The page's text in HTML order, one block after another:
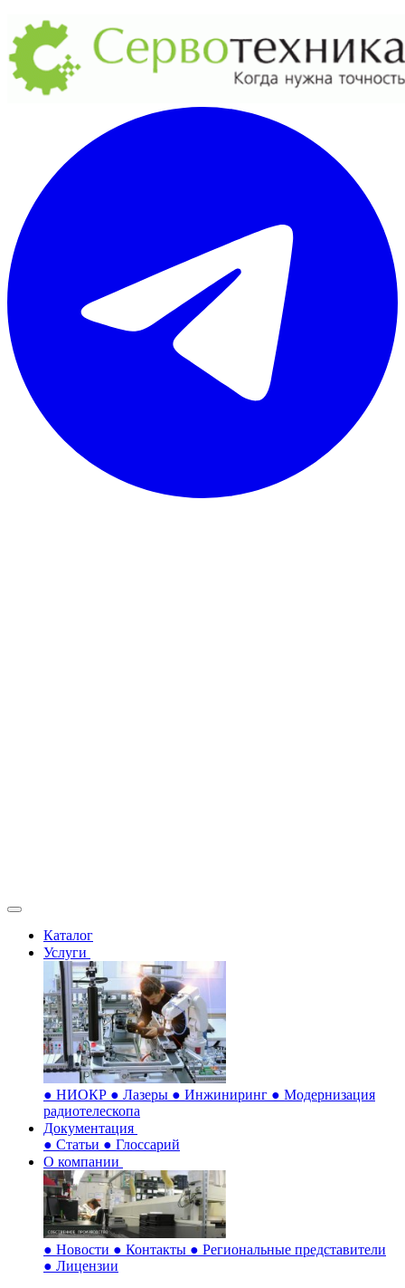
Каталог
Услуги
● НИОКР ● Лазеры ● Инжиниринг ● Модернизация
радиотелескопа
Документация
● Статьи ● Глоссарий
О компании
● Новости ● Контакты ● Региональные представители
● Лицензии